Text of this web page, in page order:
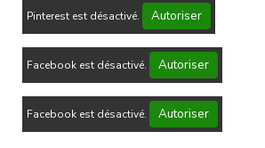
Pinterest est désactivé. Autoriser
Facebook est désactivé. Autoriser
Facebook est désactivé. Autoriser